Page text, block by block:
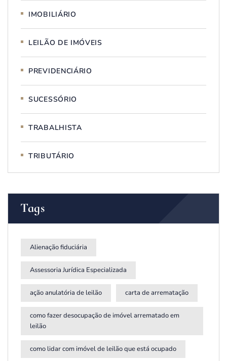
IMOBILIÁRIO
LEILÃO DE IMÓVEIS
PREVIDENCIÁRIO
SUCESSÓRIO
TRABALHISTA
TRIBUTÁRIO
Tags
Alienação fiduciária
Assessoria Jurídica Especializada
ação anulatória de leilão carta de arrematação
como fazer desocupação de imóvel arrematado em
leilão
como lidar com imóvel de leilão que está ocupado